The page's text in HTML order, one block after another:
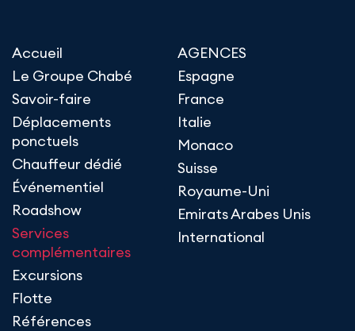
Accueil
Le Groupe Chabé
Savoir-faire
Déplacements
ponctuels
Chauffeur dédié
Événementiel
Roadshow
Services
complémentaires
Excursions
Flotte
Références
AGENCES
Espagne
France
Italie
Monaco
Suisse
Royaume-Uni
Emirats Arabes Unis
International